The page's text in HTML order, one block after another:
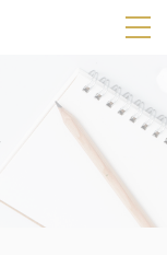
SPメニ
ー
展
用
ボ